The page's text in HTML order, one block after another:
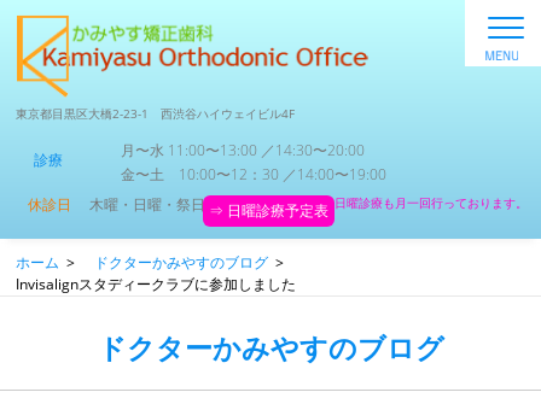
東京都目黒区大橋2-23-1 西渋谷ハイウェイビル4F
診療
月〜水 11:00〜13:00 ／14:30〜20:00
金〜土 10:00〜12：30 ／14:00〜19:00
休診日
木曜・日曜・祭日 ⇒ 日曜診療予定表 日曜診療も月一回行っております。
ホーム > ドクターかみやすのブログ >
Invisalignスタディークラブに参加しました
ドクターかみやすのブログ